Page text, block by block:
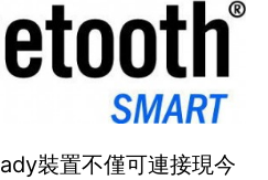
裝置不僅可連接現今